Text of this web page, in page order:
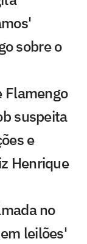
sobre o
Flamengo
suspeita
e
Henrique
no
leilões'